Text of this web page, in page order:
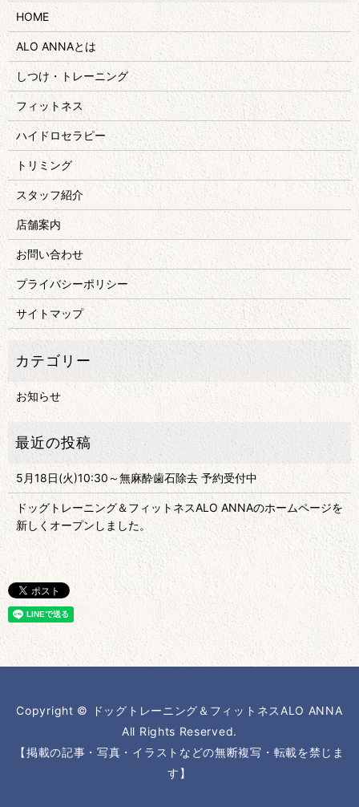
HOME
ALO ANNAとは
しつけ・トレーニング
フィットネス
ハイドロセラピー
トリミング
スタッフ紹介
店舗案内
お問い合わせ
プライバシーポリシー
サイトマップ
お知らせ
5月18日(火)10:30～無麻酔歯石除去 予約受付中
ドッグトレーニング＆フィットネスALO ANNAのホームページを
新しくオープンしました。
Copyright © ドッグトレーニング＆フィットネスALO ANNA
All Rights Reserved.
【掲載の記事・写真・イラストなどの無断複写・転載を禁じま
す】